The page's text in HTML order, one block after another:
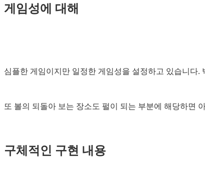
게임성에 대해
심플한 게임이지만 일정한 게임성을 설정하고 있습니다
또 볼의 되돌아 보는 장소도 펄이 되는 부분에 해당하면
구체적인 구현 내용